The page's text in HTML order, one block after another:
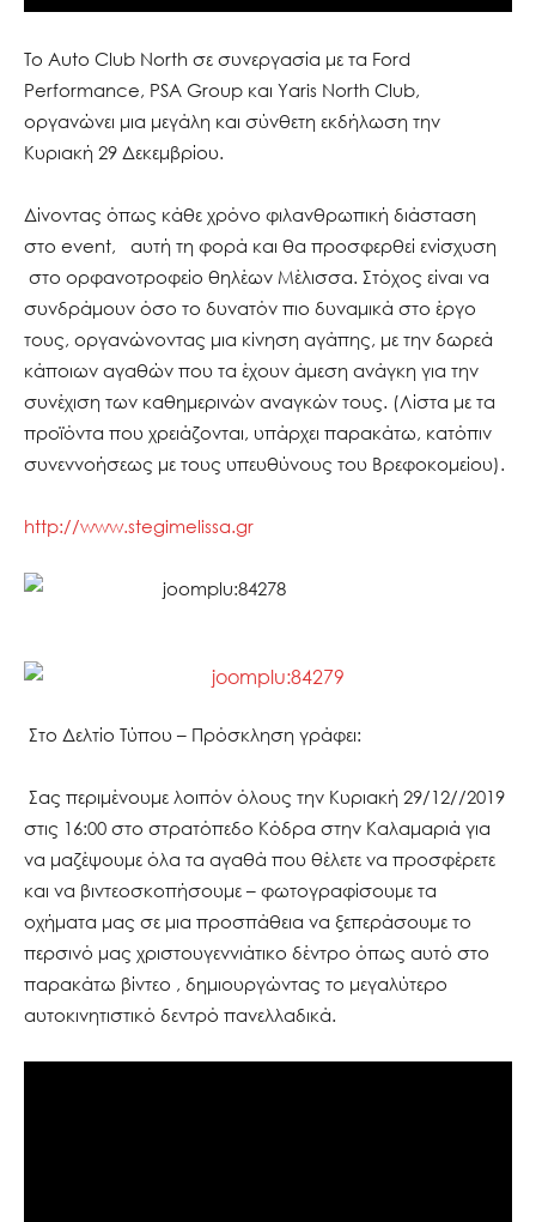
Το Auto Club North σε συνεργασία με τα Ford
Performance, PSA Group και Yaris North Club,
οργανώνει μια μεγάλη και σύνθετη εκδήλωση την
Κυριακή 29 Δεκεμβρίου.
Δίνοντας όπως κάθε χρόνο φιλανθρωπική διάσταση
στο event, αυτή τη φορά και θα προσφερθεί ενίσχυση
στο ορφανοτροφείο θηλέων Μέλισσα. Στόχος είναι να
συνδράμουν όσο το δυνατόν πιο δυναμικά στο έργο
τους, οργανώνοντας μια κίνηση αγάπης, με την δωρεά
κάποιων αγαθών που τα έχουν άμεση ανάγκη για την
συνέχιση των καθημερινών αναγκών τους. (Λίστα με τα
προϊόντα που χρειάζονται, υπάρχει παρακάτω, κατόπιν
συνεννοήσεως με τους υπευθύνους του Βρεφοκομείου).
http://www.stegimelissa.gr
Στο Δελτίο Τύπου – Πρόσκληση γράφει:
Σας περιμένουμε λοιπόν όλους την Κυριακή 29/12//2019
στις 16:00 στο στρατόπεδο Κόδρα στην Καλαμαριά για
να μαζέψουμε όλα τα αγαθά που θέλετε να προσφέρετε
και να βιντεοσκοπήσουμε – φωτογραφίσουμε τα
οχήματα μας σε μια προσπάθεια να ξεπεράσουμε το
περσινό μας χριστουγεννιάτικο δέντρο όπως αυτό στο
παρακάτω βίντεο , δημιουργώντας το μεγαλύτερο
αυτοκινητιστικό δεντρό πανελλαδικά.